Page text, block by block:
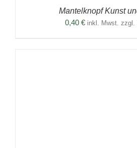
Mantelknopf Kunst
0,40 € inkl. Mwst. zzgl.